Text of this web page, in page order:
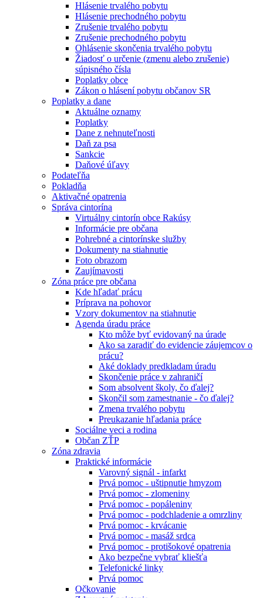
Hlásenie trvalého pobytu
Hlásenie prechodného pobytu
Zrušenie trvalého pobytu
Zrušenie prechodného pobytu
Ohlásenie skončenia trvalého pobytu
Žiadosť o určenie (zmenu alebo zrušenie)
súpisného čísla
Poplatky obce
Zákon o hlásení pobytu občanov SR
Poplatky a dane
Aktuálne oznamy
Poplatky
Dane z nehnuteľnosti
Daň za psa
Sankcie
Daňové úľavy
Podateľňa
Pokladňa
Aktivačné opatrenia
Správa cintorína
Virtuálny cintorín obce Rakúsy
Informácie pre občana
Pohrebné a cintorínske služby
Dokumenty na stiahnutie
Foto obrazom
Zaujímavosti
Zóna práce pre občana
Kde hľadať prácu
Príprava na pohovor
Vzory dokumentov na stiahnutie
Agenda úradu práce
Kto môže byť evidovaný na úrade
Ako sa zaradiť do evidencie záujemcov o
prácu?
Aké doklady predkladam úradu
Skončenie práce v zahraničí
Som absolvent školy, čo ďalej?
Skončil som zamestnanie - čo ďalej?
Zmena trvalého pobytu
Preukazanie hľadania práce
Sociálne veci a rodina
Občan ZŤP
Zóna zdravia
Praktické informácie
Varovný signál - infarkt
Prvá pomoc - uštipnutie hmyzom
Prvá pomoc - zlomeniny
Prvá pomoc - popáleniny
Prvá pomoc - podchladenie a omrzliny
Prvá pomoc - krvácanie
Prvá pomoc - masáž srdca
Prvá pomoc - protišokové opatrenia
Ako bezpečne vybrať kliešťa
Telefonické linky
Prvá pomoc
Očkovanie